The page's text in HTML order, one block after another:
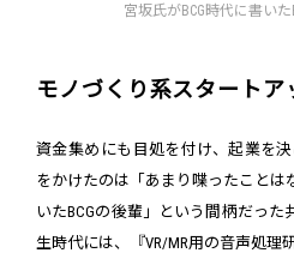
宮坂氏がBCG時代に書い
モノづくり系スタートア
資金集めにも目処を付け、起業を
をかけたのは「あまり喋ったことは
いたBCGの後輩」という間柄だった
生時代には、『VR/MR用の音声処理